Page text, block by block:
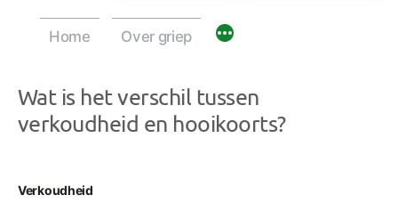
Home Over griep
Wat is het verschil tussen
verkoudheid en hooikoorts?
Verkoudheid